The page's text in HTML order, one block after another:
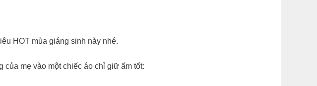
HOT mùa giáng sinh này nhé.
của mẹ vào một chiếc áo chỉ giữ ấm tốt: